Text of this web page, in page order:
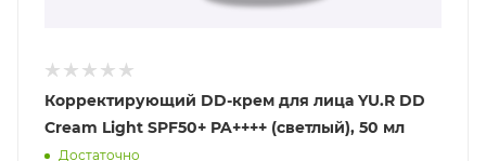
Корректирующий DD-крем для лица YU.R DD
Cream Light SPF50+ PA++++ (светлый), 50 мл
Достаточно